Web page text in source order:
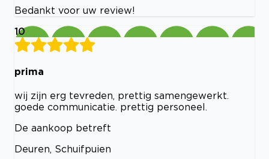
Bedankt voor uw review!
10
prima
wij zijn erg tevreden, prettig samengewerkt.
goede communicatie. prettig personeel.
De aankoop betreft
Deuren, Schuifpuien